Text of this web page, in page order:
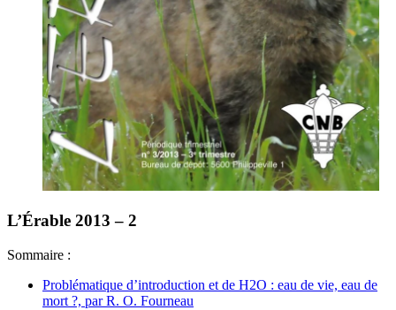
L’Érable 2013 – 2
Sommaire :
Problématique d’introduction et de H2O : eau de vie, eau de
mort ?, par R. O. Fourneau